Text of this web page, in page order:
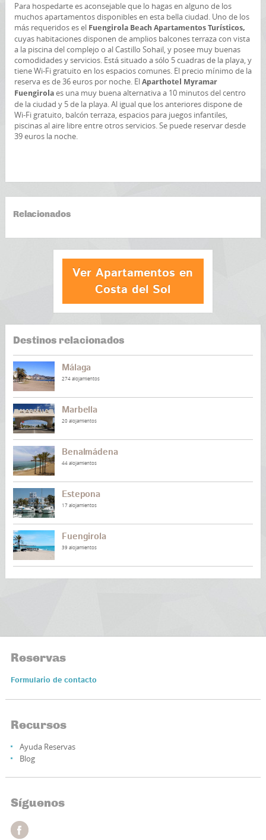
Para hospedarte es aconsejable que lo hagas en alguno de los
muchos apartamentos disponibles en esta bella ciudad. Uno de los
más requeridos es el Fuengirola Beach Apartamentos Turísticos,
cuyas habitaciones disponen de amplios balcones terraza con vista
a la piscina del complejo o al Castillo Sohail, y posee muy buenas
comodidades y servicios. Está situado a sólo 5 cuadras de la playa, y
tiene Wi-Fi gratuito en los espacios comunes. El precio mínimo de la
reserva es de 36 euros por noche. El Aparthotel Myramar
Fuengirola es una muy buena alternativa a 10 minutos del centro
de la ciudad y 5 de la playa. Al igual que los anteriores dispone de
Wi-Fi gratuito, balcón terraza, espacios para juegos infantiles,
piscinas al aire libre entre otros servicios. Se puede reservar desde
39 euros la noche.
Relacionados
Ver Apartamentos en
Costa del Sol
Destinos relacionados
Málaga
274 alojamientos
Marbella
20 alojamientos
Benalmádena
44 alojamientos
Estepona
17 alojamientos
Fuengirola
39 alojamientos
Reservas
Formulario de contacto
Recursos
Ayuda Reservas
Blog
Síguenos